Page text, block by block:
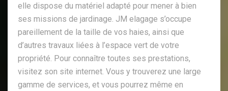
elle dispose du matériel adapté pour mener à bien
ses missions de jardinage. JM elagage s’occupe
pareillement de la taille de vos haies, ainsi que
d’autres travaux liées à l’espace vert de votre
propriété. Pour connaître toutes ses prestations,
visitez son site internet. Vous y trouverez une large
gamme de services, et vous pourrez même en